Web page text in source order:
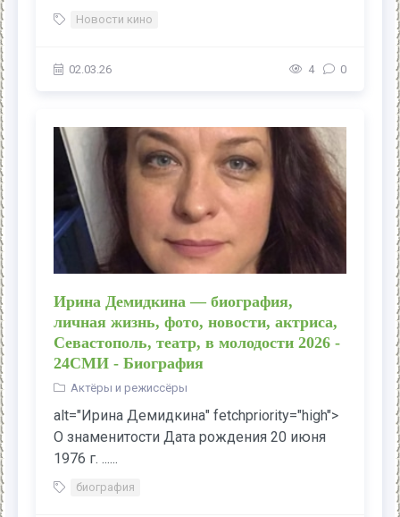
Новости кино
02.03.26 4 0
Ирина Демидкина — биография,
личная жизнь, фото, новости, актриса,
Севастополь, театр, в молодости 2026 -
24СМИ - Биография
Актёры и режиссёры
alt="Ирина Демидкина" fetchpriority="high">
О знаменитости Дата рождения 20 июня
1976 г. ......
биография